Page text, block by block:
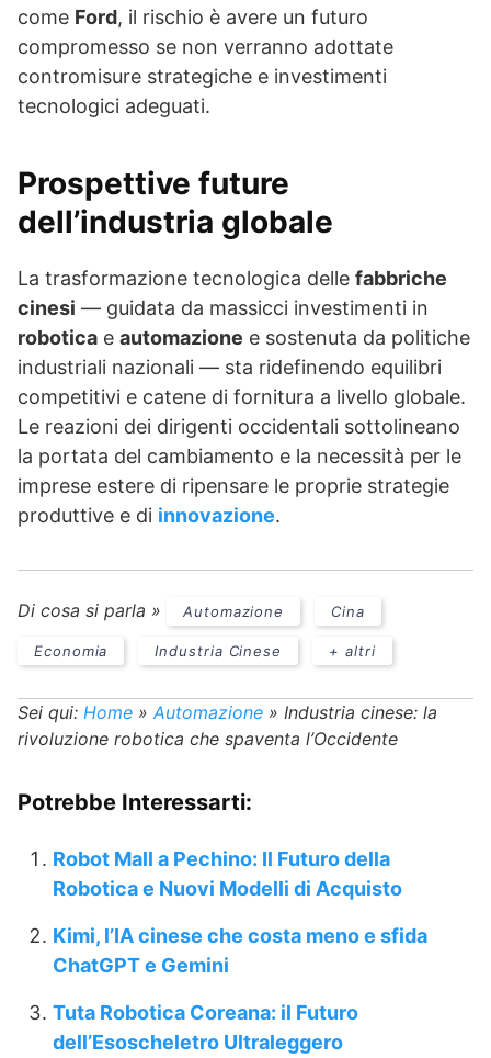
come Ford, il rischio è avere un futuro
compromesso se non verranno adottate
contromisure strategiche e investimenti
tecnologici adeguati.
Prospettive future
dell’industria globale
La trasformazione tecnologica delle fabbriche
cinesi — guidata da massicci investimenti in
robotica e automazione e sostenuta da politiche
industriali nazionali — sta ridefinendo equilibri
competitivi e catene di fornitura a livello globale.
Le reazioni dei dirigenti occidentali sottolineano
la portata del cambiamento e la necessità per le
imprese estere di ripensare le proprie strategie
produttive e di innovazione.
Di cosa si parla » Automazione Cina
Economia Industria Cinese + altri
Sei qui: Home » Automazione » Industria cinese: la
rivoluzione robotica che spaventa l’Occidente
Potrebbe Interessarti:
Robot Mall a Pechino: Il Futuro della
Robotica e Nuovi Modelli di Acquisto
Kimi, l’IA cinese che costa meno e sfida
ChatGPT e Gemini
Tuta Robotica Coreana: il Futuro
dell’Esoscheletro Ultraleggero